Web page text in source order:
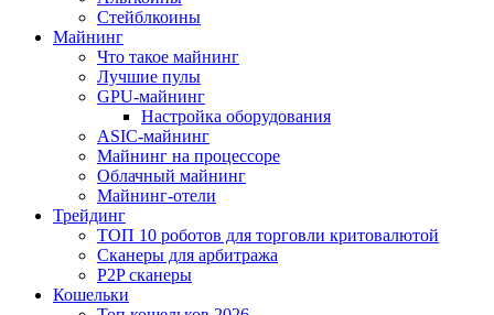
Стейблкоины
Майнинг
Что такое майнинг
Лучшие пулы
GPU-майнинг
Настройка оборудования
ASIC-майнинг
Майнинг на процессоре
Облачный майнинг
Майнинг-отели
Трейдинг
ТОП 10 роботов для торговли критовалютой
Сканеры для арбитража
P2P сканеры
Кошельки